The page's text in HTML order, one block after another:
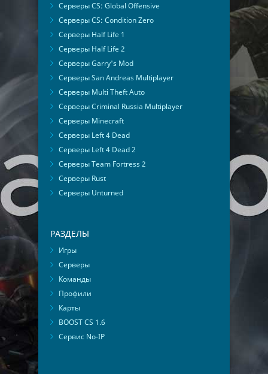
Серверы CS: Global Offensive
Серверы CS: Condition Zero
Серверы Half Life 1
Серверы Half Life 2
Серверы Garry's Mod
Серверы San Andreas Multiplayer
Серверы Multi Theft Auto
Серверы Criminal Russia Multiplayer
Серверы Minecraft
Серверы Left 4 Dead
Серверы Left 4 Dead 2
Серверы Team Fortress 2
Серверы Rust
Серверы Unturned
РАЗДЕЛЫ
Игры
Серверы
Команды
Профили
Карты
BOOST CS 1.6
Сервис No-IP